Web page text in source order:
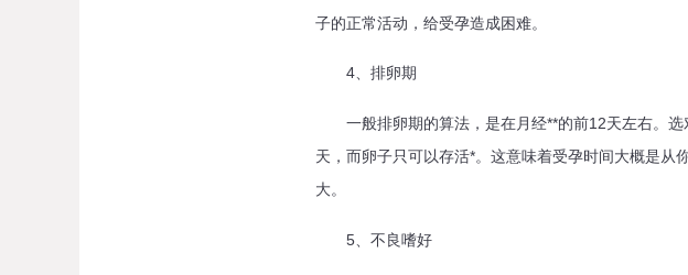
子的正常活动，给受孕造成困难。
4、排卵期
一般排卵期的算法，是在月经**的前12天左右。选
天，而卵子只可以存活*。这意味着受孕时间大概是从
大。
5、不良嗜好